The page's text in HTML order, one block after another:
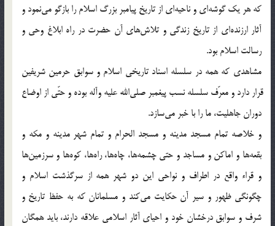
که هر یک گوشه‎ای و ناحیه‎ای از تاریخ پیامبر بزرگ اسلام را بازگو می‎نمود و
آثار ارزنده‎ای از تاریخ زندگی و تلاش‌های آن حضرت در راه ابلاغ وحی و
رسالت اسلام بود.
مشاهدی که همه در سلسله اسناد تاریخی اسلام و سوابق حرمین شریفین
قرار دارد و معرّف سلسله نسب پیغمبر صلی‎الله علیه وآله بوده و حتّی از اوضاع
دوران جاهلیت، ما را با خبر می‎سازد.
و خلاصه تمام مسجد مدینه و مسجد الحرام و تمام شهر مدینه و مکه و
بقعه‎ها و اماکن و مساجد و حتی چشمه‎ها، چاه‌ها، راه‌ها، کوه‌ها و سرزمین‌ها
و قراء واقع در اطراف و نواحی این دو شهر همه از سرگذشت اسلام و
چگونگی ظهور و سیر آن حکایت می‎کند و مسلمانان که به حفظ تاریخ و
شرف و سوابق درخشان خود و احیای آثار اسلامی علاقه دارند، باید همگان